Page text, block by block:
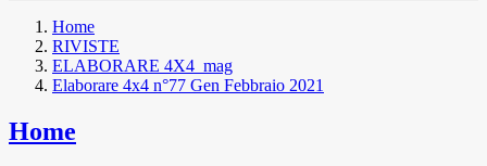
Home
RIVISTE
ELABORARE 4X4_mag
Elaborare 4x4 n°77 Gen Febbraio 2021
Home